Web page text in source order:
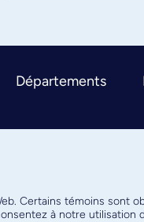
Départements
Certains témoins
à notre utilisation